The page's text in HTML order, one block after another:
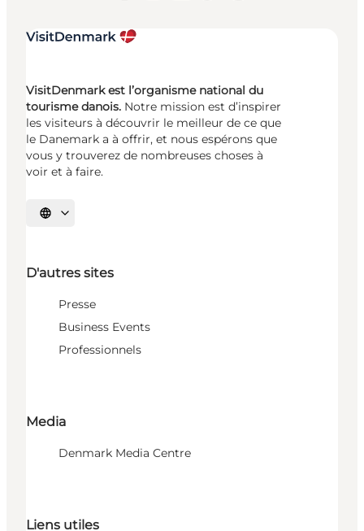
VisitDenmark est l’organisme national du
tourisme danois. Notre mission est d’inspirer
les visiteurs à découvrir le meilleur de ce que
le Danemark a à offrir, et nous espérons que
vous y trouverez de nombreuses choses à
voir et à faire.
Choisissez la langue
D'autres sites
Presse
Business Events
Professionnels
Media
Denmark Media Centre
Liens utiles